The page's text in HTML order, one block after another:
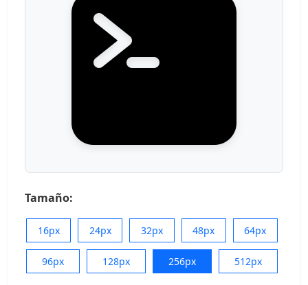
Tamaño:
16px 24px 32px 48px 64px
96px 128px 256px 512px